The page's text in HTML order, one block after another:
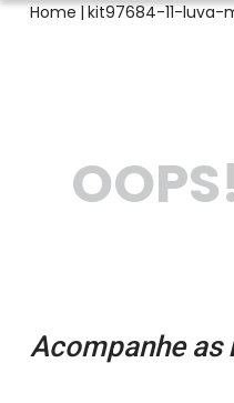
kit97684-11-
Acompanhe as